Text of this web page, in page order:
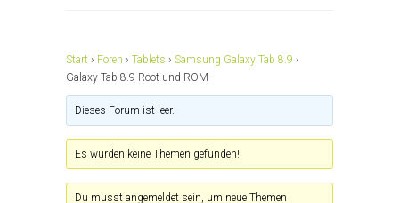
Start › Foren › Tablets › Samsung Galaxy Tab 8.9 ›
Galaxy Tab 8.9 Root und ROM
Dieses Forum ist leer.
Es wurden keine Themen gefunden!
Du musst angemeldet sein, um neue Themen